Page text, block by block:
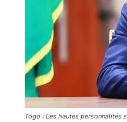
Togo : Les hautes personnalités